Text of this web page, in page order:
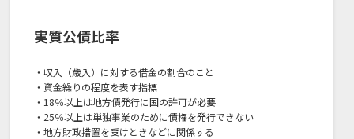
実質公債比率
・収入（歳入）に対する借金の割合のこと
・資金繰りの程度を表す指標
・18％以上は地方債発行に国の許可が必要
・25％以上は単独事業のために債権を発行できない
・地方財政措置を受けときなどに関係する